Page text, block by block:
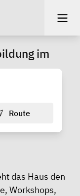
im
Route
das Haus den
Workshops,